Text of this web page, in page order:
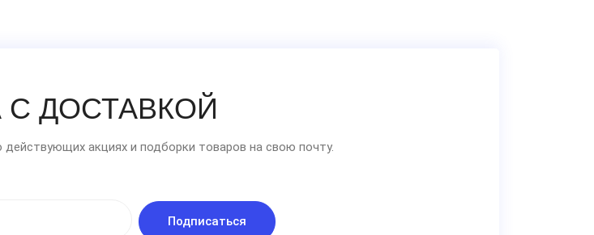
С ДОСТАВКОЙ
акциях и подборки товаров на свою почту.
Подписаться